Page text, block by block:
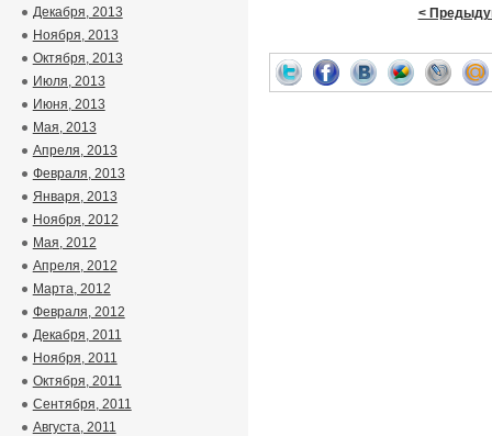
<
Декабря, 2013
Ноября, 2013
Октября, 2013
Июля, 2013
Июня, 2013
Мая, 2013
Апреля, 2013
Февраля, 2013
Января, 2013
Ноября, 2012
Мая, 2012
Апреля, 2012
Марта, 2012
Февраля, 2012
Декабря, 2011
Ноября, 2011
Октября, 2011
Сентября, 2011
Августа, 2011